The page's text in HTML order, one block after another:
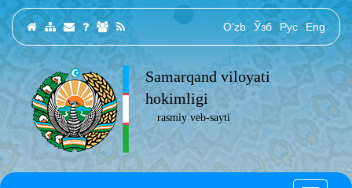
O‘zb Ўзб Рус Eng
Samarqand viloyati
hokimligi
rasmiy veb-sayti